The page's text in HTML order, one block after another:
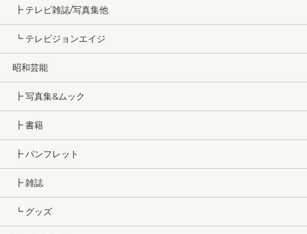
┣ テレビ雑誌/写真集他
┗ テレビジョンエイジ
昭和芸能
┣ 写真集&ムック
┣ 書籍
┣ パンフレット
┣ 雑誌
┗ グッズ